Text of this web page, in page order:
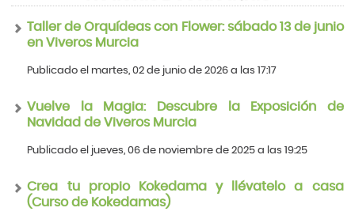
Taller de Orquídeas con Flower: sábado 13 de junio
en Viveros Murcia
Publicado el martes, 02 de junio de 2026 a las 17:17
Vuelve la Magia: Descubre la Exposición de
Navidad de Viveros Murcia
Publicado el jueves, 06 de noviembre de 2025 a las 19:25
Crea tu propio Kokedama y llévatelo a casa
(Curso de Kokedamas)